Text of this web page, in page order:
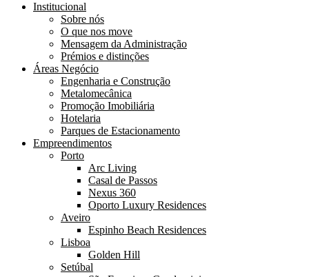
Institucional
Sobre nós
O que nos move
Mensagem da Administração
Prémios e distinções
Áreas Negócio
Engenharia e Construção
Metalomecânica
Promoção Imobiliária
Hotelaria
Parques de Estacionamento
Empreendimentos
Porto
Arc Living
Casal de Passos
Nexus 360
Oporto Luxury Residences
Aveiro
Espinho Beach Residences
Lisboa
Golden Hill
Setúbal